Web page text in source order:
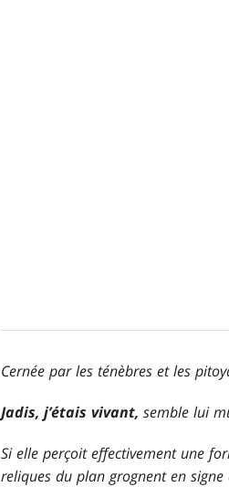
Cernée par les ténèbres et les
Jadis, j’étais vivant, semble lui
Si elle perçoit effectivement une
reliques du plan grognent en signe